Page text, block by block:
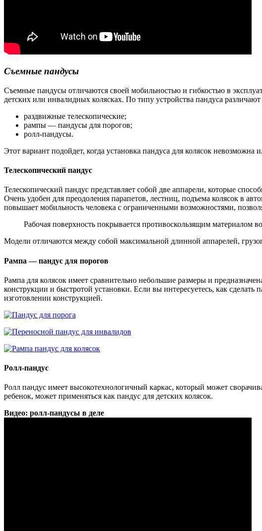
Съемные пандусы
Съемные пандусы отличаются своей мобильностью и гибкостью в
детских или инвалидных колясках. По типу устройства пандуса различают
раздвижные телескопические;
рампы — пандусы для порогов;
ролл-пандусы.
Этот вариант подойдет, когда установка пандуса для колясок
Телескопический пандус
Телескопический пандус представляет собой две аппарели, которые
Очень удобен для преодоления парапетов, лестниц, подъема колясок в
повышает мобильность человека с ограниченными возможностями,
Рабочая поверхность покрывается противоскользящим материалом
Модели отличаются между собой максимальной длинной аппарелей,
Рампа — пандус для порогов
Рампа для колясок имеет сравнительно небольшие размеры и
конструкции и быстротой установки. Если вы интересуетесь, как
изготовлении конструкцией.
Ролл-пандус
Ролл пандус имеет высокотехнологичный каркас, который может
ребенок, может применяться как пандус для детских колясок.
Видео: ролл-пандусы в деле